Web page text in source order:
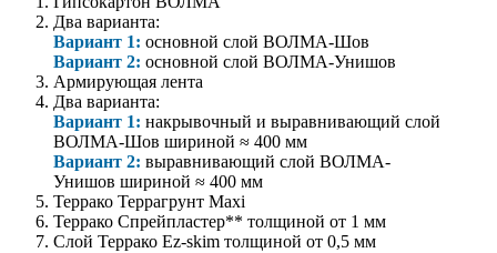
Два варианта:
Вариант 1: основной слой ВОЛМА-Шов
Вариант 2: основной слой ВОЛМА-Унишов
Армирующая лента
Два варианта:
Вариант 1: накрывочный и выравнивающий слой
ВОЛМА-Шов шириной ≈ 400 мм
Вариант 2: выравнивающий слой ВОЛМА-
Унишов шириной ≈ 400 мм
Террако Террагрунт Maxi
Террако Спрейпластер** толщиной от 1 мм
Слой Террако Ez-skim толщиной от 0,5 мм